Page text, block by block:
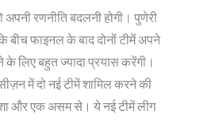
रणनीति बदलनी होगी। पुणेरी
फाइनल के बाद दोनों टीमें अपने
के लिए बहुत ज्यादा प्रयास करेंगी।
में दो नई टीमें शामिल करने की
और एक असम से। ये नई टीमें लीग